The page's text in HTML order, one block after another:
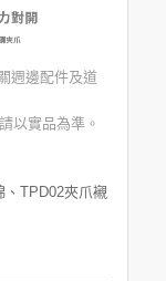
週邊配件及道
以實品為準。
TPD02夾爪襯